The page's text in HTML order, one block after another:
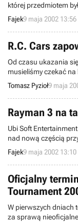
której przedmiotem
90’tych prze modelkę
końcem aukcji, cena
okazał się być taki, iż
Fajek9 maja 2002 13:56
R.C. Cars
Od czasu ukazania
musieliśmy czekać
szczęście rosyjska
modelami
nad którą pracuje
Tomasz Pyzioł9 maja
Rayman 3 na
Ubi Soft
nad nową częścią
świecie bohatera gier
Fajek9 maja 2002 13:10
Oficjalny
Tournament
W pierwszych dniach
za sprawą